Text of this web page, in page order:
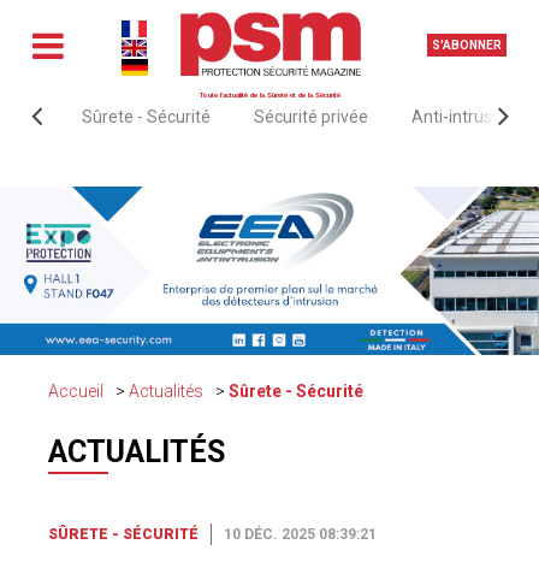
S'ABONNER
Toute l'actualité de la Sûreté et de la Sécurité
Sûrete - Sécurité Sécurité privée Anti-intrusion &
Accueil Actualités Sûrete - Sécurité
ACTUALITÉS
SÛRETE - SÉCURITÉ 10 DÉC. 2025 08:39:21